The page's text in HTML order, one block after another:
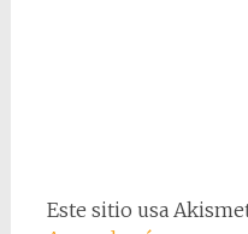
Este sitio usa